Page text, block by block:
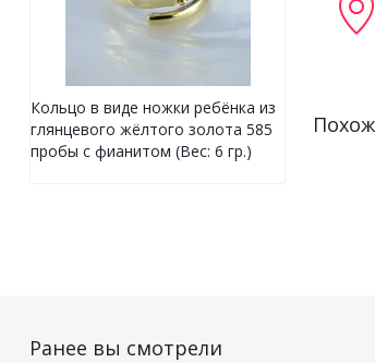
Кольцо в виде ножки ребёнка из
глянцевого жёлтого золота 585
пробы с фианитом (Вес: 6 гр.)
Ранее вы смотрели